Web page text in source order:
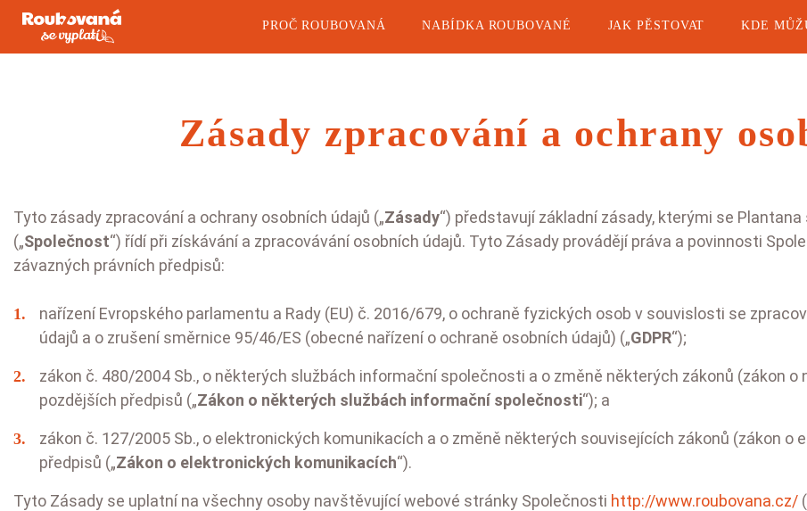
PROČ ROUBOVANÁ NABÍDKA ROUBOVANÉ JAK PĚSTOVAT KDE
Rajčata
Kulatá rajčata
Masitá rajčata
Koktejlová rajčata
Okurky
Salátovky
Hadovky
Nakladačky
Papriky
Sladké papriky
Pálivé papriky
Zásady zpracování a ochrany
Tyto zásady zpracování a ochrany osobních údajů („Zásady“) představují základní zásady, kterými se Plantana
(„Společnost“) řídí při získávání a zpracovávání osobních údajů. Tyto Zásady provádějí práva a povinnosti
závazných právních předpisů:
nařízení Evropského parlamentu a Rady (EU) č. 2016/679, o ochraně fyzických osob v souvislosti se
údajů a o zrušení směrnice 95/46/ES (obecné nařízení o ochraně osobních údajů) („GDPR“);
zákon č. 480/2004 Sb., o některých službách informační společnosti a o změně některých zákonů (zákon
pozdějších předpisů („Zákon o některých službách informační společnosti“); a
zákon č. 127/2005 Sb., o elektronických komunikacích a o změně některých souvisejících zákonů (zákon o
předpisů („Zákon o elektronických komunikacích“).
Tyto Zásady se uplatní na všechny osoby navštěvující webové stránky Společnosti http://www.roubovana.cz/